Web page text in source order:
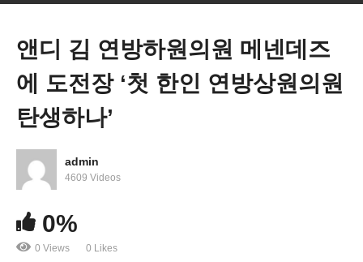
미국 주택가격 7월에도 또 올랐다 ‘전달보다 0.6%,
전년보다 1%’
앤디 김 연방하원의원 메넨데즈
에 도전장 ‘첫 한인 연방상원의원
탄생하나’
admin
4609 Videos
0%
0 Views 0 Likes